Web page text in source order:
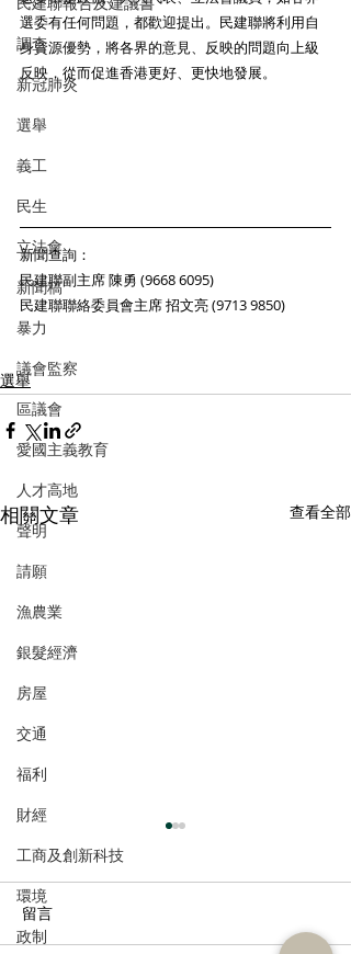
調查
新冠肺炎
選舉
義工
民生
立法會
新聞稿
暴力
議會監察
區議會
愛國主義教育
人才高地
聲明
請願
漁農業
銀髮經濟
房屋
交通
福利
財經
工商及創新科技
環境
政制
選委有任何問題，都歡迎提出。民建聯將利用自
身資源優勢，將各界的意見、反映的問題向上級
反映，從而促進香港更好、更快地發展。
新聞查詢：
民建聯副主席 陳勇 (9668 6095)
民建聯聯絡委員會主席 招文亮 (9713 9850)
選舉
相關文章 查看全部
留言